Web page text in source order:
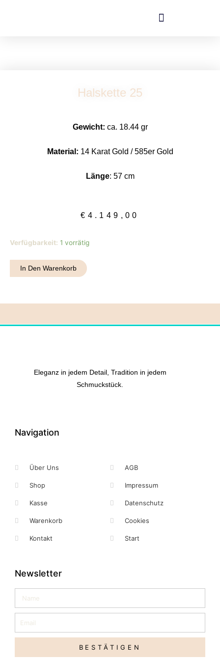
Halskette 25
Gewicht: ca. 18.44 gr
Material: 14 Karat Gold / 585er Gold
Länge: 57 cm
€ 4.149,00
Verfügbarkeit: 1 vorrätig
Halskette
Menge
In Den Warenkorb
Eleganz in jedem Detail, Tradition in jedem
Schmuckstück.
Navigation
Über Uns
Shop
Kasse
Warenkorb
Kontakt
AGB
Impressum
Datenschutz
Cookies
Start
Newsletter
BESTÄTIGEN